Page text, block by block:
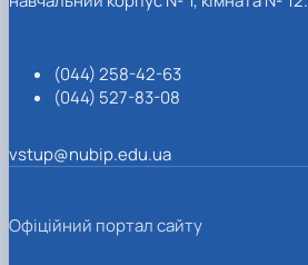
(044) 258-42-63
(044) 527-83-08
vstup@nubip.edu.ua
Офіційний портал сайту